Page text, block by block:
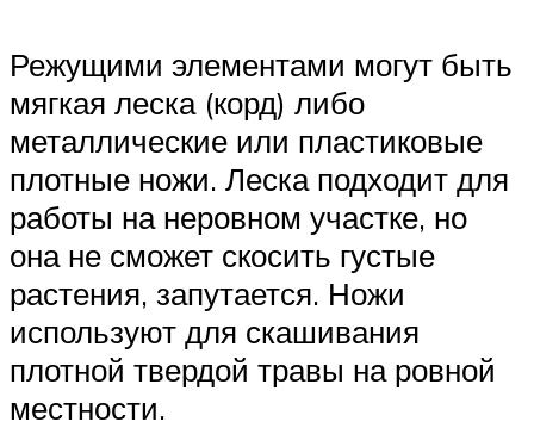
Режущими элементами могут быть
мягкая леска (корд) либо
металлические или пластиковые
плотные ножи. Леска подходит для
работы на неровном участке, но
она не сможет скосить густые
растения, запутается. Ножи
используют для скашивания
плотной твердой травы на ровной
местности.